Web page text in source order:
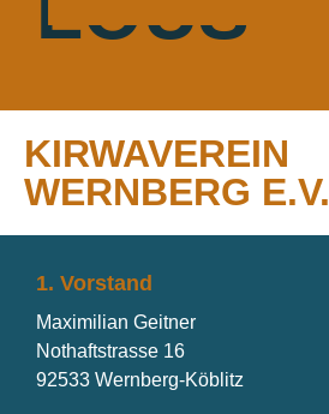
KIRWAVEREIN
WERNBERG E.V.
1. Vorstand
Maximilian Geitner
Nothaftstrasse 16
92533 Wernberg-Köblitz